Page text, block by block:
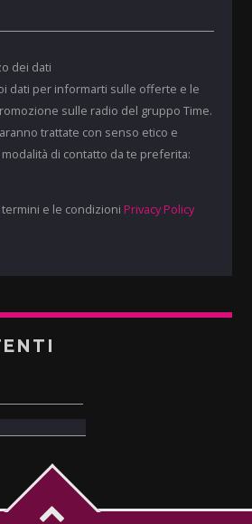
dei dati
dati per informarti sulle offerte e le
sulle radio del gruppo Time.
trattate con senso etico e
di contatto da te preferita:
e le condizioni Privacy Policy